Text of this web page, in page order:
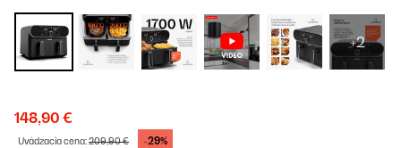
+2
148,90 €
Uvádzacia cena:209,90 € -29%